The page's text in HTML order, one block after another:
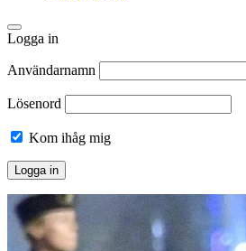
Logga in
Användarnamn
Lösenord
Kom ihåg mig